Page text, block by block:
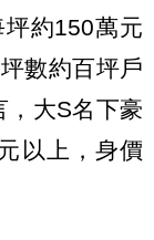
約150萬元
數約百坪戶
，大S名下豪
以上，身價